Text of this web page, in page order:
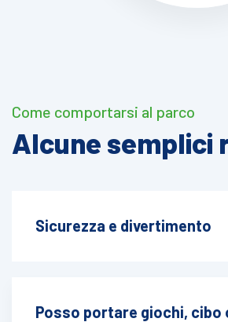
Come comportarsi al parco
Alcune semplici
Sicurezza e divertimento
Posso portare giochi, cibo